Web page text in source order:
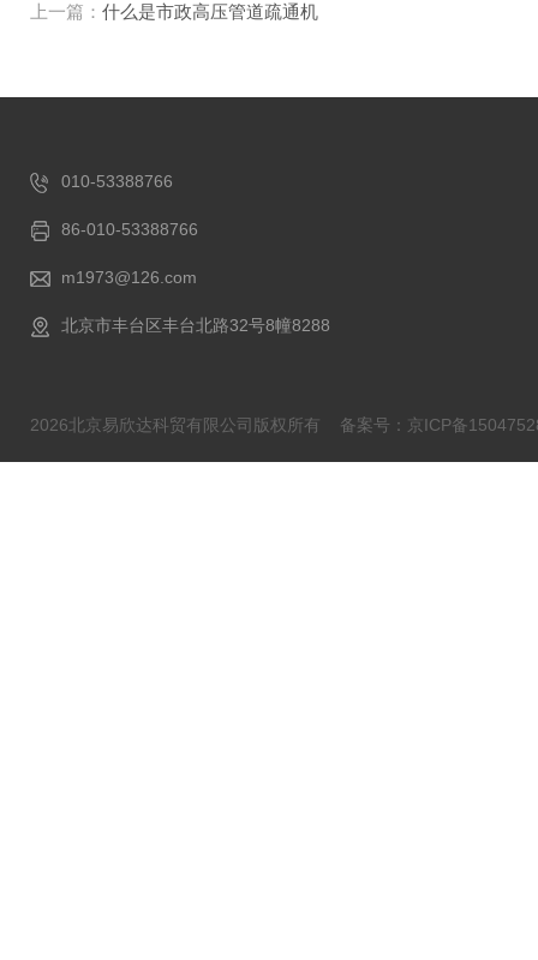
上一篇： 什么是市政高压管道疏通机
010-53388766
86-010-53388766
m1973@126.com
北京市丰台区丰台北路32号8幢8288
2026北京易欣达科贸有限公司版权所有 备案号：京ICP备